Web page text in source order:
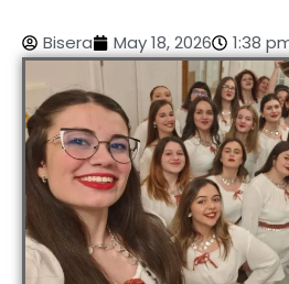
Bisera May 18, 2026 1:38